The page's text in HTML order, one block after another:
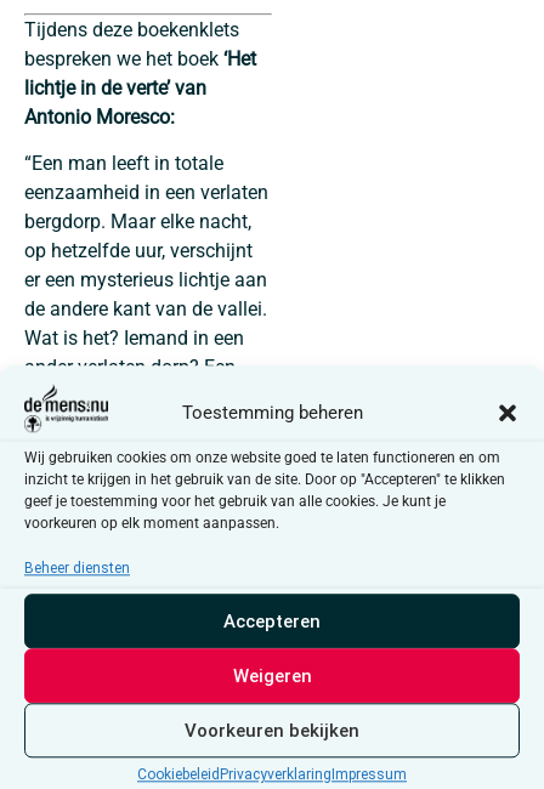
Toestemming beheren
Wij gebruiken cookies om onze website goed te laten functioneren en om
inzicht te krijgen in het gebruik van de site. Door op "Accepteren" te klikken
geef je toestemming voor het gebruik van alle cookies. Je kunt je
voorkeuren op elk moment aanpassen.
Beheer diensten
Accepteren
Weigeren
Voorkeuren bekijken
Cookiebeleid Privacyverklaring Impressum
Tijdens deze boekenklets
bespreken we het boek ‘Het
lichtje in de verte’ van
Antonio Moresco:
“Een man leeft in totale
eenzaamheid in een verlaten
bergdorp. Maar elke nacht,
op hetzelfde uur, verschijnt
er een mysterieus lichtje aan
de andere kant van de vallei.
Wat is het? Iemand in een
ander verlaten dorp? Een
vergeten straatlantaarn? Als
hij uiteindelijk op onderzoek
uitgaat, vindt hij een jonge
jongen die ook alleen woont,
in een huis midden in het
echt? Het antwoord is zowel
geheimzinnig als diep
In een continue dialoog met
bevolken, luchtwortels,
bomen, vuurvliegjes,
zwaluwen, reflecteert